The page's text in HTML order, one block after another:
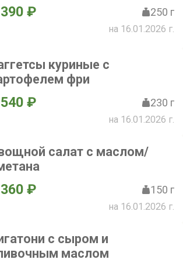
390 ₽ 250 г
на 16.01.2026 г.
куриные с
фри
540 ₽ 230 г
на 16.01.2026 г.
салат с маслом/
360 ₽ 150 г
на 16.01.2026 г.
с сыром и
маслом